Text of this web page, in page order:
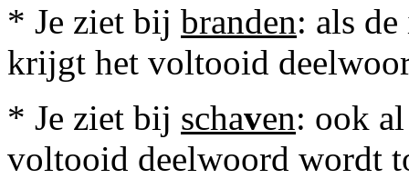
* Je ziet bij branden: als
krijgt het voltooid
* Je ziet bij schaven: ook
voltooid deelwoord wordt